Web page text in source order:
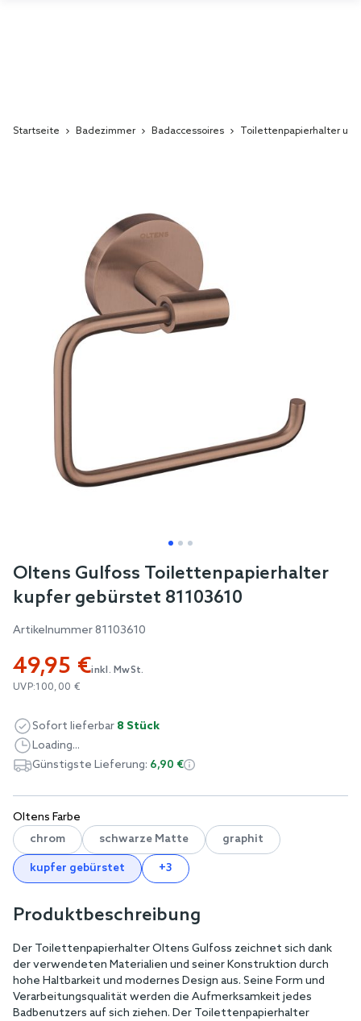
Startseite Badezimmer Badaccessoires Toilettenpapierhalter
Skip
to
beginning
the
images
Oltens Gulfoss Toilettenpapierhalter
kupfer gebürstet 81103610
Artikelnummer81103610
49,95 €inkl. MwSt.
UVP:100,00 €
Oltens Farbe
chrom
schwarze Matte graphit
kupfer gebürstet +3
Sofort lieferbar 8 Stück
Loading...
Günstigste Lieferung: 6,90 €
Produktbeschreibung
Der Toilettenpapierhalter Oltens Gulfoss zeichnet sich dank
der verwendeten Materialien und seiner Konstruktion durch
hohe Haltbarkeit und modernes Design aus. Seine Form und
Verarbeitungsqualität werden die Aufmerksamkeit jedes
Badbenutzers auf sich ziehen. Der Toilettenpapierhalter